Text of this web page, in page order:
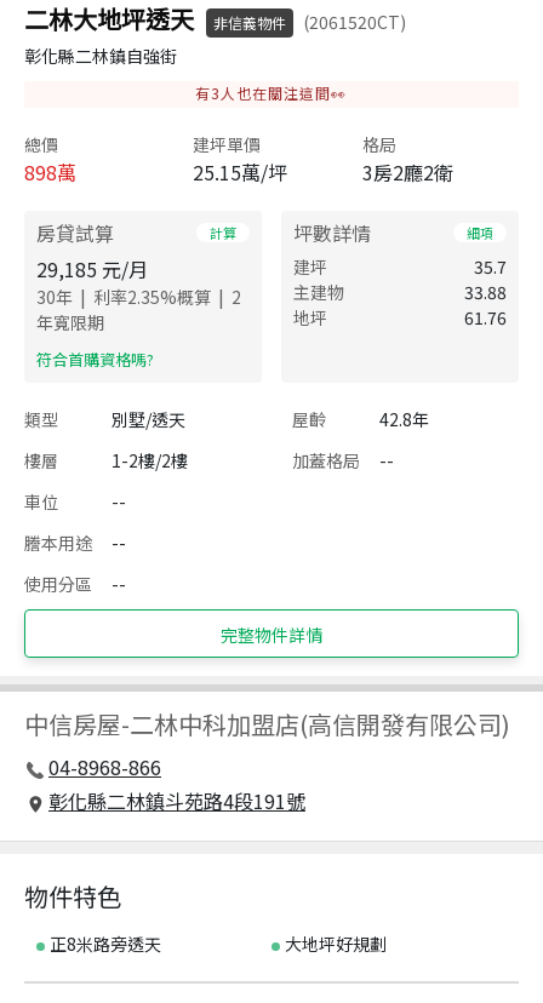
二林大地坪透天 非信義物件
(2061520CT)
彰化縣二林鎮自強街
有3 人也在關注這間👀
總價
898萬
建坪單價
25.15萬/坪
格局
3房2廳2衛
房貸試算 計算
29,185 元/月
30年 | 利率2.35%概算 | 2
年寬限期
​符合首購資格嗎?
坪數詳情 細項
建坪
35.7
主建物
33.88
地坪
61.76
類型 別墅/透天 屋齡
42.8年
樓層
1-2樓/2樓 加蓋格局
--
車位
--
謄本用途
--
使用分區
--
完整物件詳情
中信房屋-二林中科加盟店(高信開發有限公司)
04-8968-866
彰化縣二林鎮斗苑路4段191號
物件特色
正8米路旁透天 大地坪好規劃